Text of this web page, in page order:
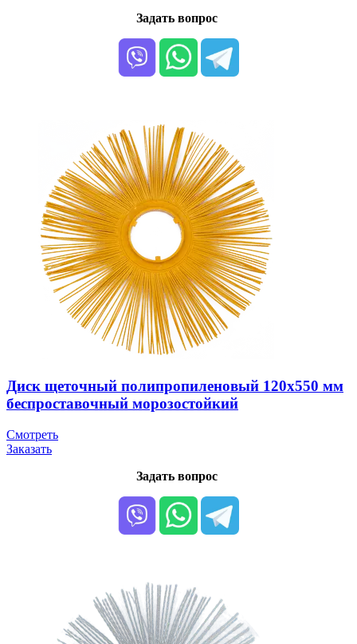
Задать вопрос
Диск щеточный полипропиленовый 120х550 мм
беспроставочный морозостойкий
Смотреть
Заказать
Задать вопрос